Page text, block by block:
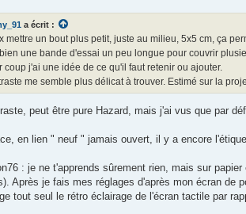
a écrit :
mettre un bout plus petit, juste au milieu, 5x5 cm, ça
une bande d'essai un peu longue pour couvrir
coup j'ai une idée de ce qu'il faut retenir ou ajouter.
me semble plus délicat à trouver. Estimé sur la
peut être pure Hazard, mais j'ai vus que par
en lien " neuf " jamais ouvert, il y a encore
: je ne t'apprends sûrement rien, mais sur
Après je fais mes réglages d'après mon écran de
tout seul le rétro éclairage de l'écran tactile par